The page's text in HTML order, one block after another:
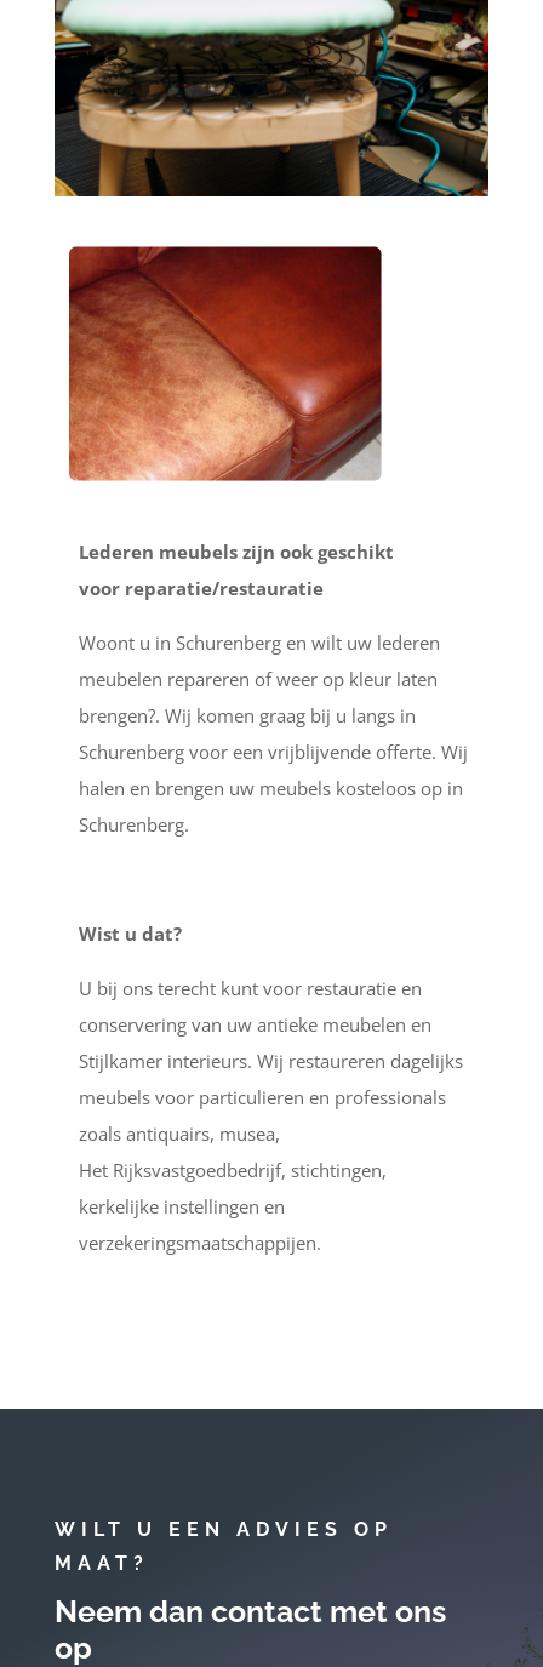
Lederen meubels zijn ook geschikt
voor reparatie/restauratie
Woont u in Schurenberg en wilt uw lederen
meubelen repareren of weer op kleur laten
brengen?. Wij komen graag bij u langs in
Schurenberg voor een vrijblijvende offerte. Wij
halen en brengen uw meubels kosteloos op in
Schurenberg.
Wist u dat?
U bij ons terecht kunt voor restauratie en
conservering van uw antieke meubelen en
Stijlkamer interieurs. Wij restaureren dagelijks
meubels voor particulieren en professionals
zoals antiquairs, musea,
Het Rijksvastgoedbedrijf, stichtingen,
kerkelijke instellingen en
verzekeringsmaatschappijen.
WILT U EEN ADVIES OP
MAAT?
Neem dan contact met ons
op